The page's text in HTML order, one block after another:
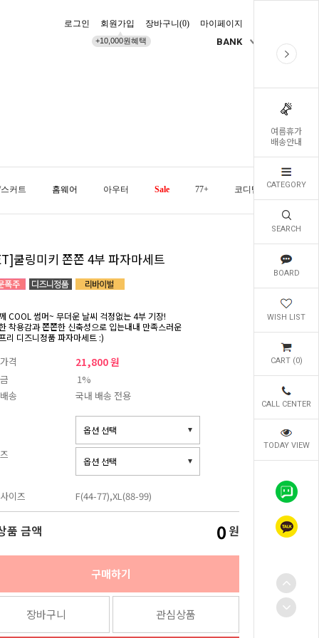
여름휴가
배송안내
CATEGORY
SEARCH
BOARD
WISH LIST
CART (0)
CALL CENTER
TODAY VIEW
로그인 회원가입
+10,000원혜택
장바구니(0) 마이페이지
BANK
커트 홈웨어 아우터 Sale 77+ 코디템 오늘발송
쿨링미키 쫀쫀 4부 파자마세트
COOL 썸머~ 무더운 날씨 걱정없는 4부 기장!
착용감과 쫀쫀한 신축성으로 입는내내 만족스러운
리 디즈니정품 파자마세트 :)
격 21,800 원
1%
송
국내 배송 전용
이즈 F(44-77),XL(88-99)
품 금액 0 원
구매하기
장바구니 관심상품